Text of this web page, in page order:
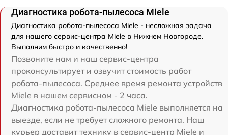
Диагностика робота-пылесоса Miele
Диагностика робота-пылесоса Miele - несложная задача
для нашего сервис-центра Miele в Нижнем Новгороде.
Выполним быстро и качественно!
Позвоните нам и наш сервис-центра
проконсультирует и озвучит стоимость работ
робота-пылесоса. Среднее время ремонта устройств
Miele в нашем сервисном - 2 часа.
Диагностика робота-пылесоса Miele выполняется на
выезде, если не требует сложного ремонта. Наш
курьер доставит технику в сервис-центр Miele и